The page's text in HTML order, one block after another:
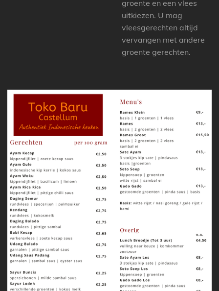
groente en een vlees
uitkiezen. U mag
vleesgerechten altijd
vervangen met andere
groente gerechten.